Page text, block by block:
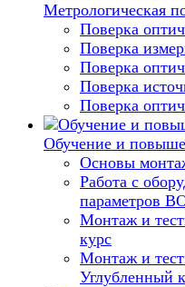
Метрологическая
Поверка
Поверка
Поверка
Поверка
Поверка
Обучение и
Основы
Работа с
параметров
Монтаж и
курс
Монтаж и
Углубленный